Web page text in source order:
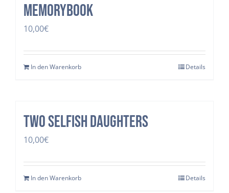
Memorybook
10,00€
In den Warenkorb Details
two selfish daughters
10,00€
In den Warenkorb Details